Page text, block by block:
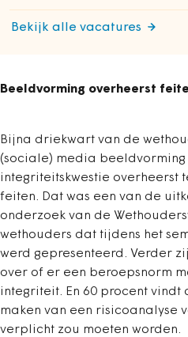
Bekijk alle vacatures
Beeldvorming overheerst
Bijna driekwart van de
(sociale) media beeldvorming
integriteitskwestie overheerst
feiten. Dat was een van de
onderzoek van de
wethouders dat tijdens het
werd gepresenteerd. Verder
over of er een beroepsnorm
integriteit. En 60 procent vindt
maken van een risicoanalyse
verplicht zou moeten worden.